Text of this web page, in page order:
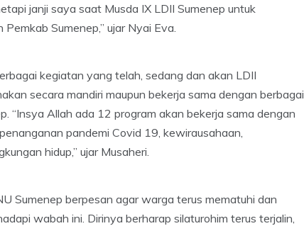
janji saya saat Musda IX LDII Sumenep untuk
Sumenep,” ujar Nyai Eva.
kegiatan yang telah, sedang dan akan LDII
secara mandiri maupun bekerja sama dengan berbagai
“Insya Allah ada 12 program akan bekerja sama dengan
pandemi Covid 19, kewirausahaan,
hidup,” ujar Musaheri.
Sumenep berpesan agar warga terus mematuhi dan
wabah ini. Dirinya berharap silaturohim terus terjalin,